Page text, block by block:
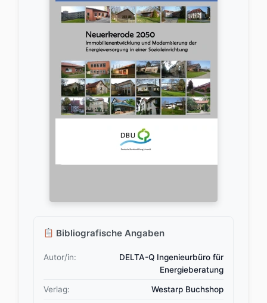
Bibliografische Angaben
Autor/in:
DELTA-Q Ingenieurbüro für
Energieberatung
Verlag: Westarp Buchshop